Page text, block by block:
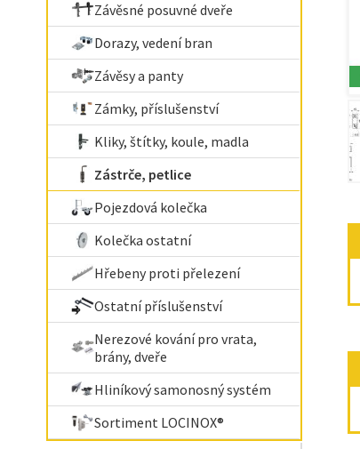
Závěsné posuvné dveře
Dorazy, vedení bran
Závěsy a panty
Zámky, příslušenství
Kliky, štítky, koule, madla
Zástrče, petlice
Pojezdová kolečka
Kolečka ostatní
Hřebeny proti přelezení
Ostatní příslušenství
Nerezové kování pro vrata,
brány, dveře
Hliníkový samonosný systém
Sortiment LOCINOX®